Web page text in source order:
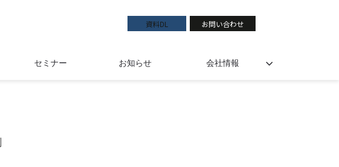
資料DL お問い合わせ
セミナー お知らせ 会社情報